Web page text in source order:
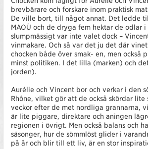
brevbärare och forskare inom praktisk
De ville bort, till något annat. Det ledde
MAOÙ och de dryga fem hektar de odlar i
slumpmässigt var inte valet dock –
vinmakare. Och så var det ju det där
chocken både över smak- en, men också
minst politiken. I det lilla (marken) och
jorden).
Aurélie och Vincent bor och verkar i den
Rhône, vilket gör att de också skördar lite
veckor efter de met nordliga grannarna,
är lite piggare, direktare och aningen
regionen i övrigt. Men också balans och
säsonger, hur de sömmlöst glider i
på år och blir till ett liv, är en stor